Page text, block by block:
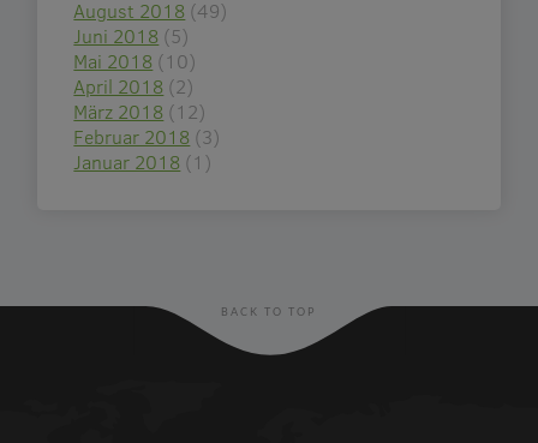
August 2018 (49)
Juni 2018 (5)
Mai 2018 (10)
April 2018 (2)
März 2018 (12)
Februar 2018 (3)
Januar 2018 (1)
BACK TO TOP